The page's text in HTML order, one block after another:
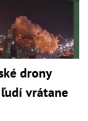
drony
vrátane